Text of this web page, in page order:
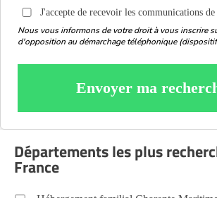
J'accepte de recevoir les communications de
Nous vous informons de votre droit à vous inscrire
d'opposition au démarchage téléphonique
Envoyer ma
Départements les plus
France